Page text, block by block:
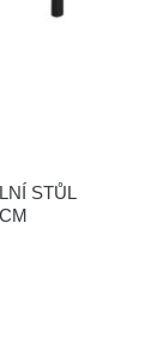
STŮL